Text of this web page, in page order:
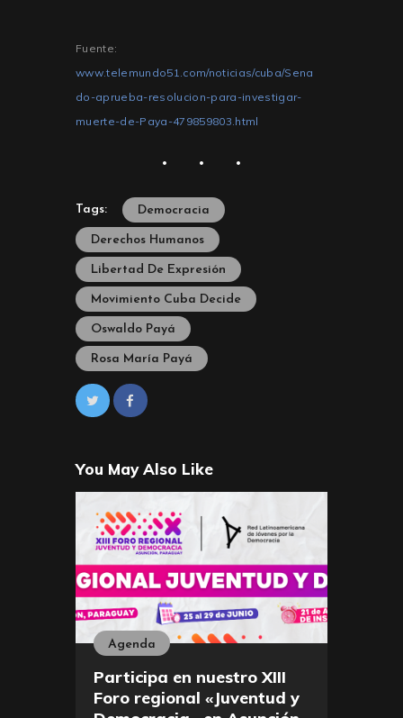
Fuente:
www.telemundo51.com/noticias/cuba/Sena
do-aprueba-resolucion-para-investigar-
muerte-de-Paya-479859803.html
Tags: Democracia
Derechos Humanos
Libertad De Expresión
Movimiento Cuba Decide
Oswaldo Payá
Rosa María Payá
You May Also Like
Agenda
Participa en nuestro XIII
Foro regional «Juventud y